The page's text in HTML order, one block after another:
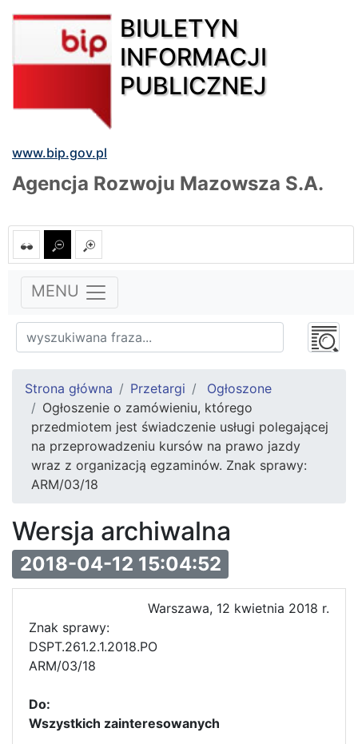
BIULETYN
INFORMACJI
PUBLICZNEJ
www.bip.gov.pl
Agencja Rozwoju Mazowsza S.A.
MENU
Strona główna Przetargi
Ogłoszone
Ogłoszenie o zamówieniu, którego
przedmiotem jest świadczenie usługi polegającej
na przeprowadzeniu kursów na prawo jazdy
wraz z organizacją egzaminów. Znak sprawy:
ARM/03/18
Wersja archiwalna
2018-04-12 15:04:52
Warszawa, 12 kwietnia 2018 r.
Znak sprawy:
ARM/03/18
Do:
Wszystkich zainteresowanych